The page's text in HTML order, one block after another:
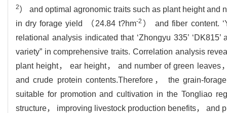
2） and optimal agronomic traits such as plant height and
in dry forage yield （24.84 t?hm-2 ） and fiber content.
relational analysis indicated that ‘Zhongyu 335’
variety” in comprehensive traits. Correlation analysis
plant height， ear height， and number of green leaves
and crude protein contents.Therefore， the grain-forage
suitable for promotion and cultivation in the Tongliao
structure， improving livestock production benefits， and